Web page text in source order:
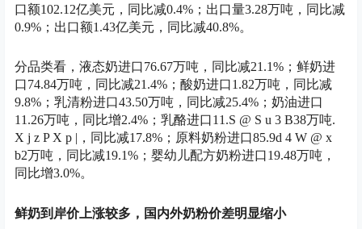
口额102.12亿美元，同比减0.4%；出口量3.28万吨，同比减
0.9%；出口额1.43亿美元，同比减40.8%。
分品类看，液态奶进口76.67万吨，同比减21.1%；鲜奶进
口74.84万吨，同比减21.4%；酸奶进口1.82万吨，同比减
9.8%；乳清粉进口43.50万吨，同比减25.4%；奶油进口
11.26万吨，同比增2.4%；乳酪进口11.S @ S u 3 B38万吨.
X j z P X p | ，同比减17.8%；原料奶粉进口85.9d 4 W @ x
b2万吨，同比减19.1%；婴幼儿配方奶粉进口19.48万吨，
同比增3.0%。
鲜奶到岸价上涨较多，国内外奶粉价差明显缩小